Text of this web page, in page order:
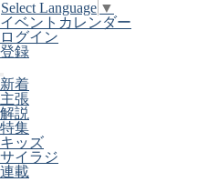
Select Language ▼
イベントカレンダー
ログイン
登録
新着
主張
解説
特集
キッズ
サイラジ
連載